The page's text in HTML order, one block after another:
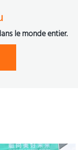
le monde entier.